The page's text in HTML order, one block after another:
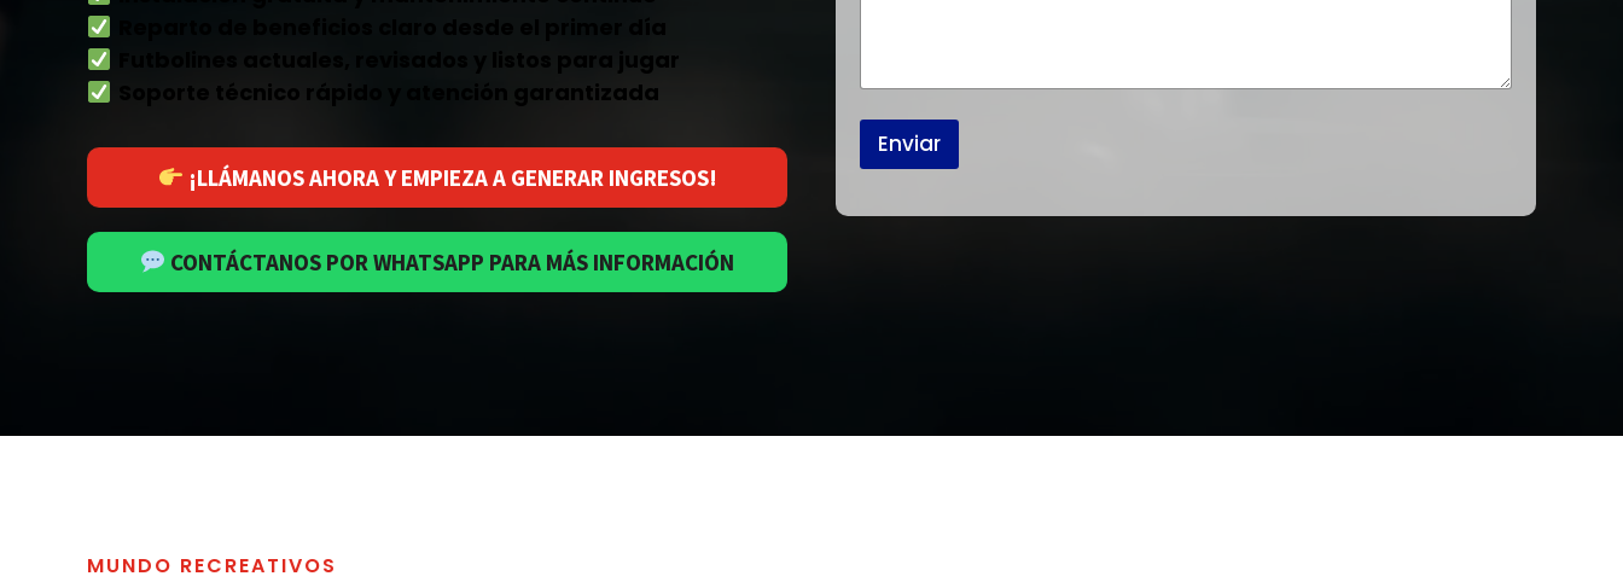
Futbolines actuales, revisados y listos para jugar
Soporte técnico rápido y atención garantizada
¡LLÁMANOS AHORA Y EMPIEZA A GENERAR INGRESOS!
CONTÁCTANOS POR WHATSAPP PARA MÁS INFORMACIÓN
Enviar
MUNDO RECREATIVOS